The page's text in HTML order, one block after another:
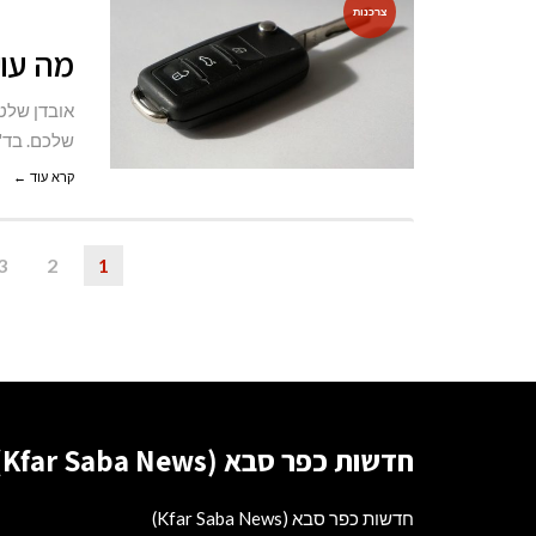
צרכנות
מה
אובדן
שלכם.
קרא עוד ←
1
2
חדשות כפר סבא (Kfar Saba News)
חדשות כפר סבא (Kfar Saba News)